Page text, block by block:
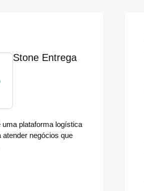
Stone Entrega
uma plataforma logística
atender negócios que